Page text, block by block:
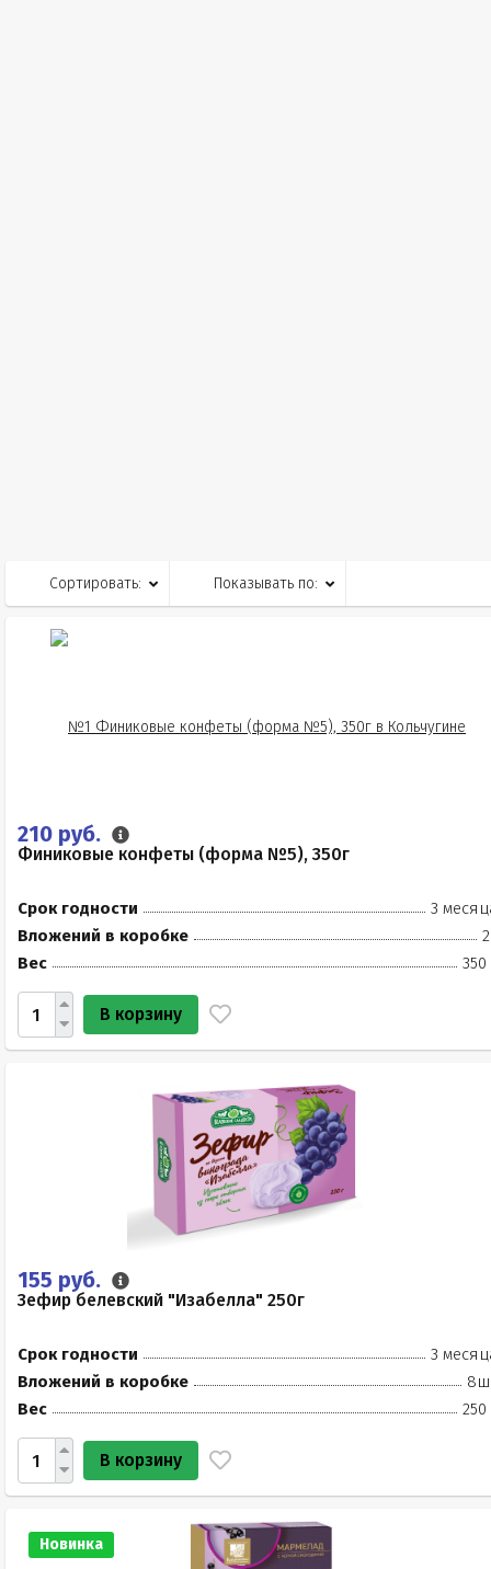
Сортировать: Показывать по:
210 руб.
Финиковые конфеты (форма №5), 350г
Срок годности
3
Вложений в коробке
Вес
350
В корзину
155 руб.
Зефир белевский "Изабелла" 250г
Срок годности
3
Вложений в коробке
Вес
250
В корзину
Новинка